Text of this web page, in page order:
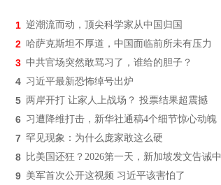
1 逆潮流而动，顶尖科学家从中国归国
2 哈萨克斯坦不厚道，中国面临前所未有压力
3 中共官场突然敢骂习了，谁给的胆子？
4 习近平最新恐怖绰号出炉
5 两岸开打 让家人上战场？ 投票结果超震撼
6 习遭降维打击，新华社通稿4个细节惊心动魄
7 罕见现象：为什么庞家敢这么硬
8 比美国还狂？2026第一天，新加坡发文告诫中
9 美军首次公开这视频 习近平该害怕了